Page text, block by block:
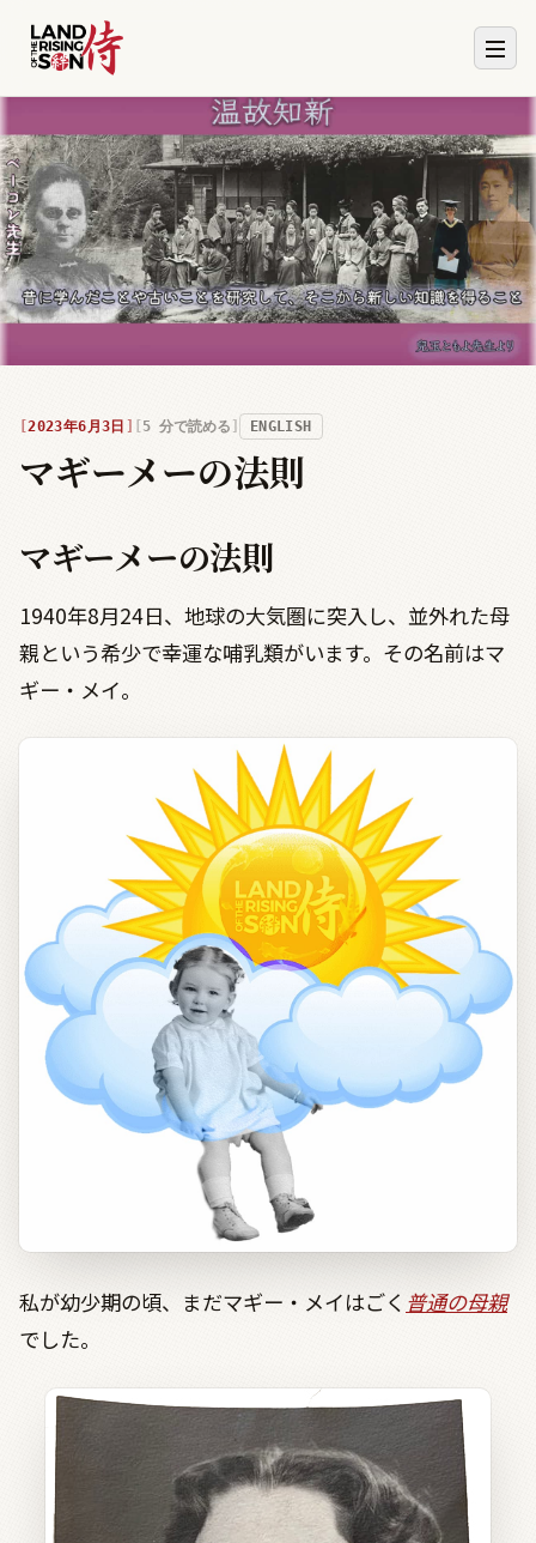
2023年6月3日 5 分で読める ENGLISH
マギーメーの法則
マギーメーの法則
1940年8月24日、地球の大気圏に突入し、並外れた母
親という希少で幸運な哺乳類がいます。その名前はマ
ギー・メイ。
私が幼少期の頃、まだマギー・メイはごく 普通の母親
でした。